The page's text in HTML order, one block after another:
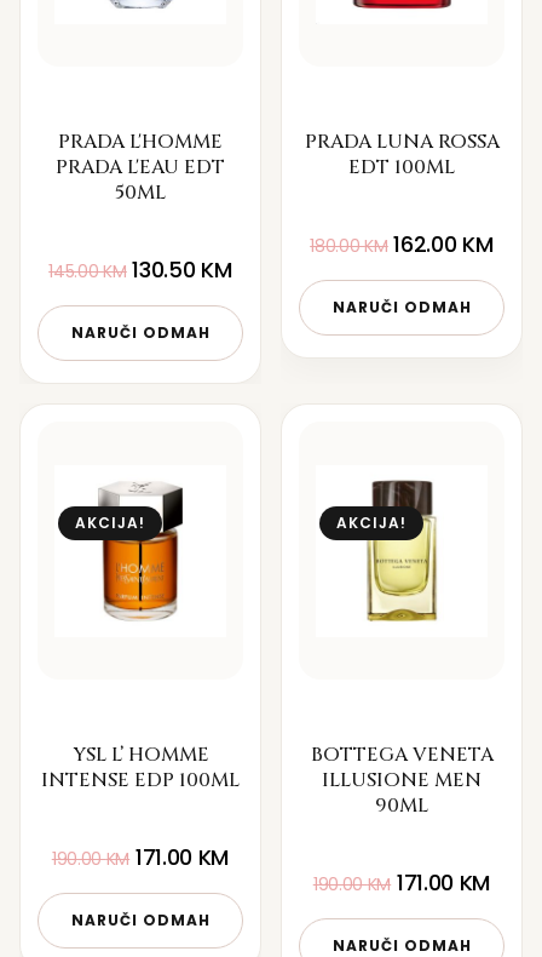
PRADA L'HOMME
PRADA L'EAU EDT
50ML
145.00KM 130.50 KM
NARUČI ODMAH
PRADA LUNA ROSSA
EDT 100ML
180.00KM 162.00 KM
NARUČI ODMAH
AKCIJA!
YSL L’ HOMME
INTENSE EDP 100ML
190.00KM 171.00 KM
NARUČI ODMAH
AKCIJA!
BOTTEGA VENETA
ILLUSIONE MEN
90ML
190.00KM 171.00 KM
NARUČI ODMAH